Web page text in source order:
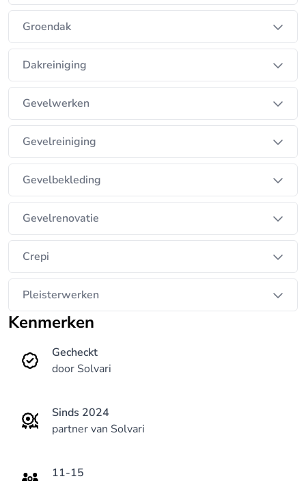
Groendak
Dakreiniging
Gevelwerken
Gevelreiniging
Gevelbekleding
Gevelrenovatie
Crepi
Pleisterwerken
Kenmerken
Gecheckt
door Solvari
Sinds 2024
partner van Solvari
11-15